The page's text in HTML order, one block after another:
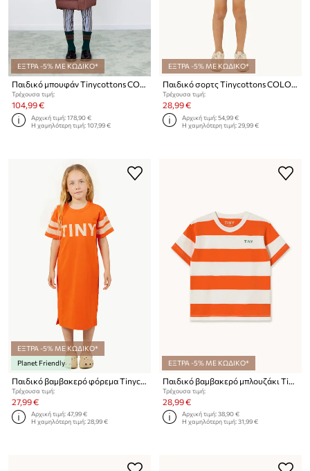
ΕΞΤΡΑ -5% ΜΕ ΚΩΔΙΚΟ*
Παιδικό μπουφάν Tinycottons COLOR BLOCK PADDED JACKET
Τρέχουσα τιμή:
104,99 €
Αρχική τιμή:178,90 €
Η χαμηλότερη τιμή:107,99 €
ΕΞΤΡΑ -5% ΜΕ ΚΩΔΙΚΟ*
Παιδικό σορτς Tinycottons COLOR BLOCK SHORT
Τρέχουσα τιμή:
28,99 €
Αρχική τιμή:54,99 €
Η χαμηλότερη τιμή:29,99 €
ΕΞΤΡΑ -5% ΜΕ ΚΩΔΙΚΟ*
Planet Friendly
Τρέχουσα τιμή:
27,99 €
Αρχική τιμή:47,99 €
Η χαμηλότερη τιμή:28,99 €
ΕΞΤΡΑ -5% ΜΕ ΚΩΔΙΚΟ*
Τρέχουσα τιμή:
28,99 €
Αρχική τιμή:38,90 €
Η χαμηλότερη τιμή:31,99 €